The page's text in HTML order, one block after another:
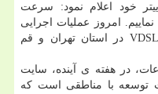
خود اعلام نمود: سرعت
حداقل ۴ برابر می نماییم. امروز عملیات اجرایی
ارتقای اینترنت خانگی از ADSL به VDSL در استان تهران و قم
در هفته ی آینده، سایت
توسعه با مناطقی است كه